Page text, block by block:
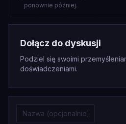
ponownie później.
Dołącz do dyskusji
Podziel się swoimi
doświadczeniami.